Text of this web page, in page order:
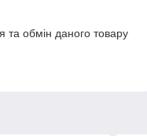
обмін даного товару